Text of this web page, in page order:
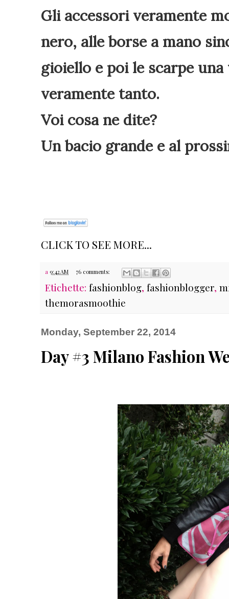
Gli accessori veramente
nero, alle borse a mano
gioiello e poi le scarpe
veramente tanto.
Voi cosa ne dite?
Un bacio grande e al
CLICK TO SEE MORE...
a 9:42 AM 76 comments:
Etichette: fashionblog, fashionblogger,
themorasmoothie
Monday, September 22, 2014
Day #3 Milano Fashion